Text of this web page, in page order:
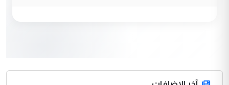
جنسية الرافد الثالث للعراق ومن اصول عريقة
ابا فرات ...